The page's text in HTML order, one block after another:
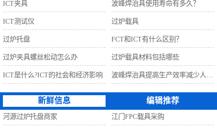
ICT夹具 波峰焊治具使用寿命有多久？
ICT测试仪 过炉载具
过炉托盘 FCT和ICT有什么区别？
过炉夹具螺丝松动怎么办 过炉载具材料包括哪些
ICT是什么?ICT的社会和经济影响
新鲜信息 编辑推荐
河源过炉托盘商家 江门FPC载具采购